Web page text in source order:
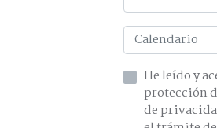
He leído y acepto la
de privacidad y acepto el tratamiento de mis